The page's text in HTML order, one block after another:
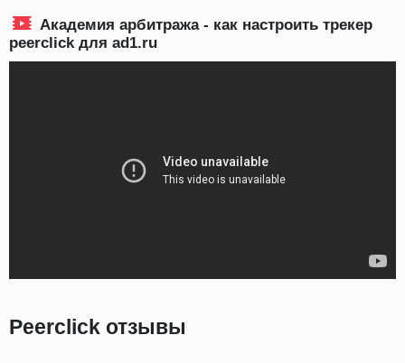
Академия арбитража - как настроить трекер
peerclick для ad1.ru
Peerclick отзывы